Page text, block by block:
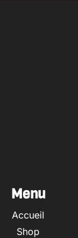
Menu
Accueil
Shop